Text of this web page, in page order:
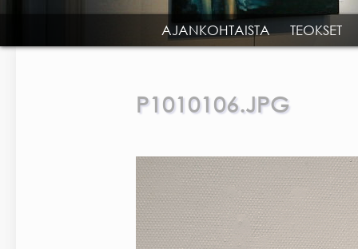
MAIN MENU
AJANKOHTAISTA TEOKSET
P1010106.JPG